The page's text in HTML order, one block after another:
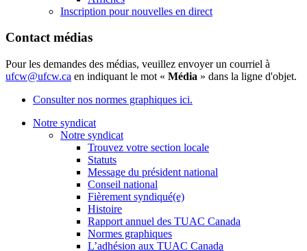
Inscription pour nouvelles en direct
Contact médias
Pour les demandes des médias, veuillez envoyer un courriel à
ufcw@ufcw.ca en indiquant le mot « Média » dans la ligne d'objet.
Consulter nos normes graphiques ici.
Notre syndicat
Notre syndicat
Trouvez votre section locale
Statuts
Message du président national
Conseil national
Fièrement syndiqué(e)
Histoire
Rapport annuel des TUAC Canada
Normes graphiques
L’adhésion aux TUAC Canada